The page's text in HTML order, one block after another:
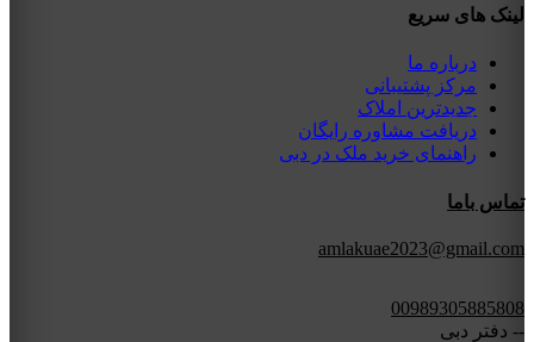
لینک های سریع
درباره ما
مرکز پشتیبانی
جدیدترین املاک
دریافت مشاوره رایگان
راهنمای خرید ملک در دبی
تماس باما
amlakuae2023@gmail.com
00989305885808
-- دفتر دبی